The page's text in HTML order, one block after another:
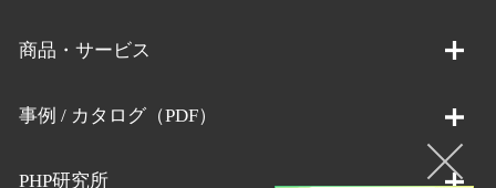
商品・サービス
事例 / カタログ（PDF）
PHP研究所